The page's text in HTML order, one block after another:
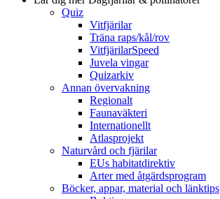
Quiz
Vitfjärilar
Träna raps/kål/rov
VitfjärilarSpeed
Juvela vingar
Quizarkiv
Annan övervakning
Regionalt
Faunaväkteri
Internationellt
Atlasprojekt
Naturvård och fjärilar
EUs habitatdirektiv
Arter med åtgärdsprogram
Böcker, appar, material och länktips